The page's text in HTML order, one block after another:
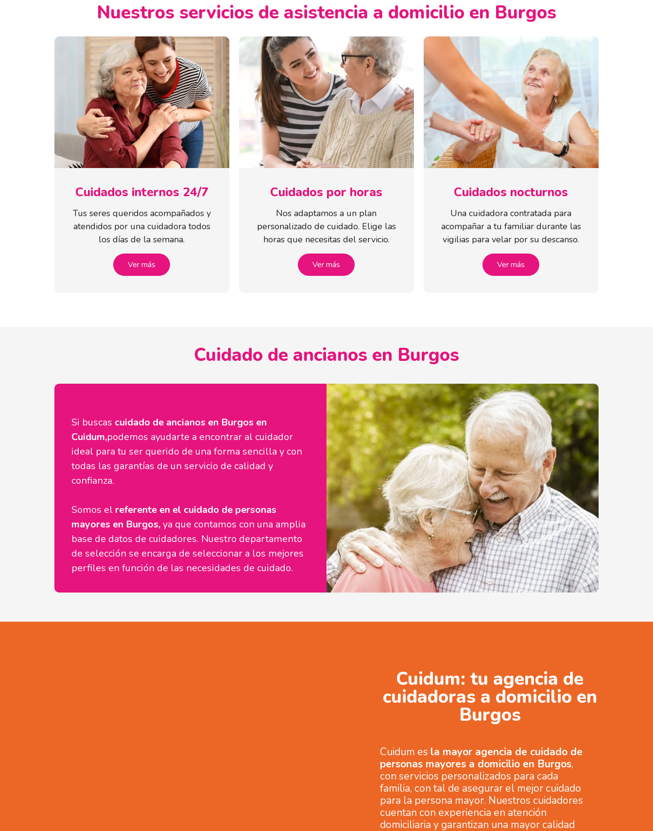
Nuestros servicios de asistencia a domicilio en Burgos
Cuidados internos 24/7
Tus seres queridos acompañados y
atendidos por una cuidadora todos
los días de la semana.
Ver más
Cuidados por horas
Nos adaptamos a un plan
personalizado de cuidado. Elige las
horas que necesitas del servicio.
Ver más
Cuidados nocturnos
Una cuidadora contratada para
acompañar a tu familiar durante las
vigilias para velar por su descanso.
Ver más
Cuidado de ancianos en Burgos
Si buscas cuidado de ancianos en Burgos en
Cuidum,podemos ayudarte a encontrar al cuidador
ideal para tu ser querido de una forma sencilla y con
todas las garantías de un servicio de calidad y
confianza.
Somos el referente en el cuidado de personas
mayores en Burgos,ya que contamos con una amplia
base de datos de cuidadores. Nuestro departamento
de selección se encarga de seleccionar a los mejores
perfiles en función de las necesidades de cuidado.
Cuidum: tu agencia de
cuidadoras a domicilio en
Burgos
Cuidum es la mayor agencia de cuidado de
personas mayores a domicilio en Burgos,
con servicios personalizados para cada
familia, con tal de asegurar el mejor cuidado
para la persona mayor. Nuestros cuidadores
cuentan con experiencia en atención
domiciliaria y garantizan una mayor calidad